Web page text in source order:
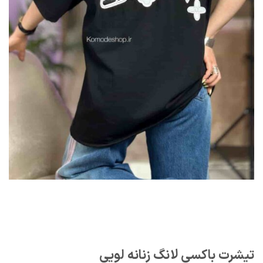
تیشرت باکسی لانگ زنانه لویی